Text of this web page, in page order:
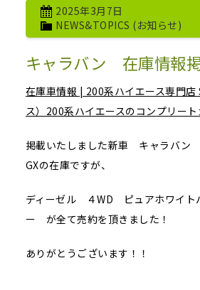
2025年3月7日
NEWS&TOPICS (お知らせ)
キャラバン 在庫情報
在庫車情報 | 200系ハイエース専門店
ス）200系ハイエースのコンプリー
掲載いたしました新車 キャラバン
GXの在庫ですが、
ディーゼル ４WD ピュアホワイト
ー が全て売約を頂きました！
ありがとうございます！！